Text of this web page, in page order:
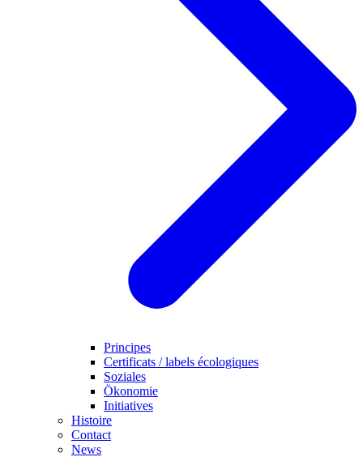
Principes
Certificats / labels écologiques
Soziales
Ökonomie
Initiatives
Histoire
Contact
News